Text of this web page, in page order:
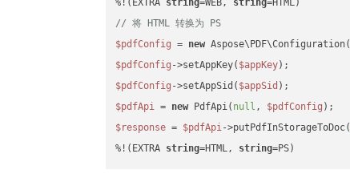
%!(EXTRA string=WEB, string
// 将 HTML 转换为 PS
$pdfConfig = new
$pdfConfig ->setAppKey( $appKey
$pdfConfig ->setAppSid( $appSid
$pdfApi = new PdfApi( null , $pdfConfig
$response = $pdfApi->putPdfInStorageToDoc(
%!(EXTRA string=HTML, string=PS)